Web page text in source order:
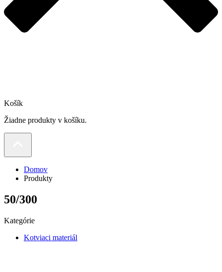
Košík
Žiadne produkty v košíku.
Domov
Produkty
50/300
Kategórie
Kotviaci materiál